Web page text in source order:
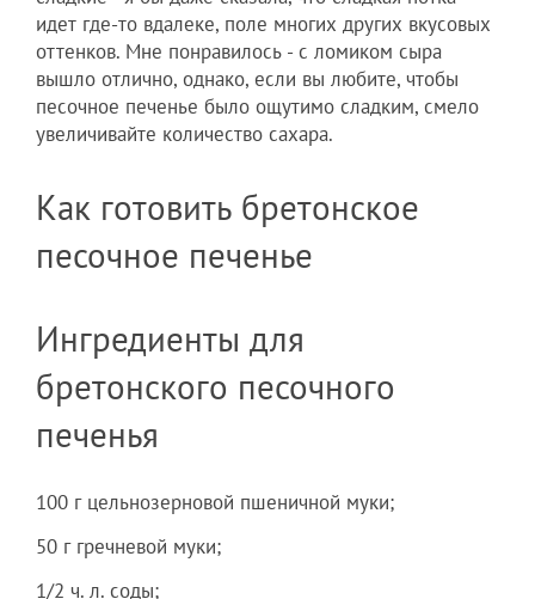
идет где-то вдалеке, поле многих других вкусовых
оттенков. Мне понравилось - с ломиком сыра
вышло отлично, однако, если вы любите, чтобы
песочное печенье было ощутимо сладким, смело
увеличивайте количество сахара.
Как готовить бретонское
песочное печенье
Ингредиенты для
бретонского песочного
печенья
100 г цельнозерновой пшеничной муки;
50 г гречневой муки;
1/2 ч. л. соды;